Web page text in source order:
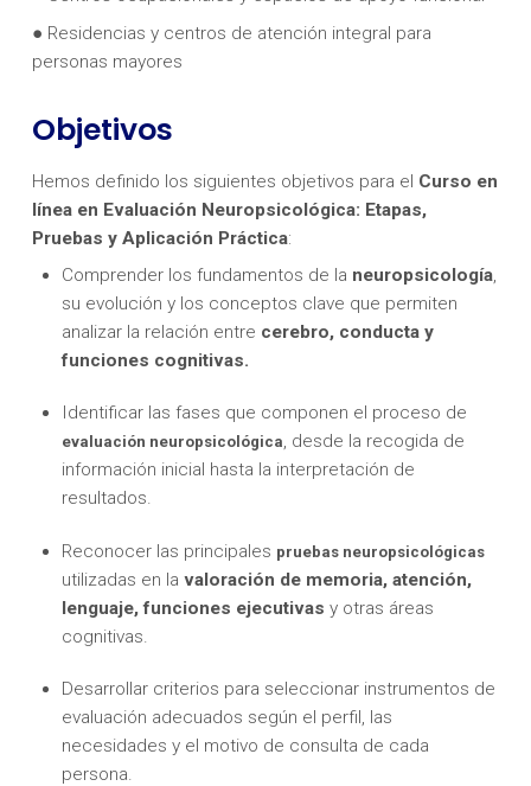
● Residencias y centros de atención integral para
personas mayores
Objetivos
Hemos definido los siguientes objetivos para el Curso en
línea en Evaluación Neuropsicológica: Etapas,
Pruebas y Aplicación Práctica:
Comprender los fundamentos de la neuropsicología,
su evolución y los conceptos clave que permiten
analizar la relación entre cerebro, conducta y
funciones cognitivas.
Identificar las fases que componen el proceso de
evaluación neuropsicológica, desde la recogida de
información inicial hasta la interpretación de
resultados.
Reconocer las principales pruebas neuropsicológicas
utilizadas en lavaloración de memoria, atención,
lenguaje, funciones ejecutivasy otras áreas
cognitivas.
Desarrollar criterios para seleccionar instrumentos de
evaluación adecuados según el perfil, las
necesidades y el motivo de consulta de cada
persona.